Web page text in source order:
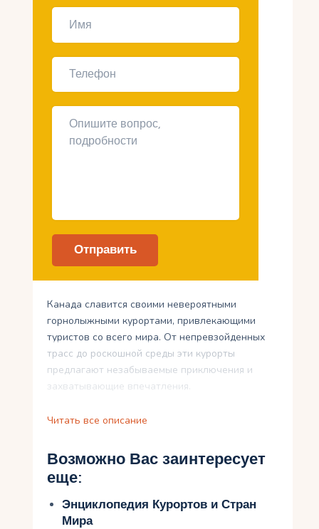
Канада славится своими невероятными
горнолыжными курортами, привлекающими
туристов со всего мира. От непревзойденных
трасс до роскошной среды эти курорты
предлагают незабываемые приключения и
захватывающие впечатления.
Блэккомба, завоевать вершины трасс в
Кимберле, полюбоваться призмой горнолыжных
неповторимой атмосферой . Присоединяйтесь к
Читать все описание
Возможно Вас заинтересует
еще:
Энциклопедия Курортов и Стран
Мира